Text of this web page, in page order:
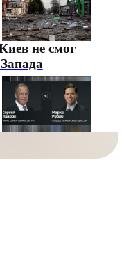
не смог